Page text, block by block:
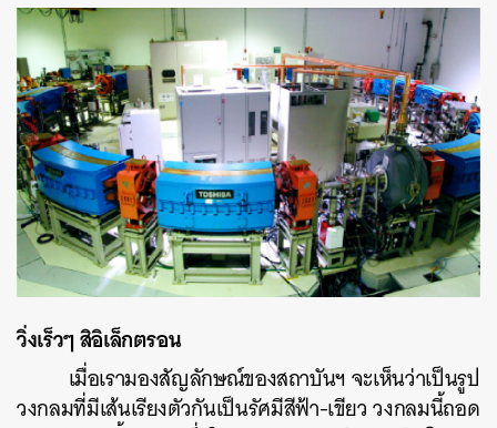
วิ่งเร็วๆ สิอิเล็กตรอน
เมื่อเรามองสัญลักษณ์ของสถาบันฯ จะเห็นว่าเป็นรูป
วงกลมที่มีเส้นเรียงตัวกันเป็นรัศมีสีฟ้า-เขียว วงกลมนี้ถอด